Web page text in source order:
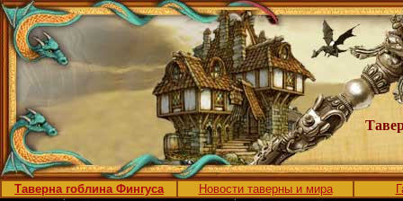
Таверна гоблина Фингуса Новости таверны и мира